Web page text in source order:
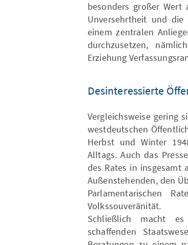
besonders großer Wert
Unversehrtheit und
einem zentralen
durchzusetzen,
Erziehung
Desinteressierte
Vergleichsweise gering
westdeutschen
Herbst und Winter
Alltags. Auch das
des Rates in insgesamt
Außenstehenden, den
Parlamentarischen
Volkssouveränität.
Schließlich macht
schaffenden